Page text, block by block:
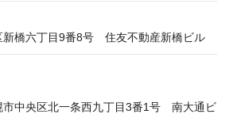
橋六丁目9番8号　住友不動産新橋ビル
中央区北一条西九丁目3番1号　南大通ビ